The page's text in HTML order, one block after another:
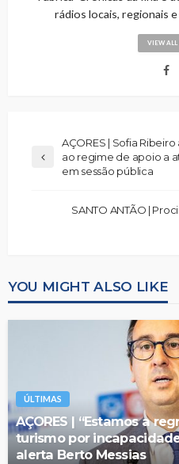
rádios locais, regionais
VIEW ALL
AÇORES | Sofia
ao regime de apoio a
em sessão pública
SANTO ANTÃO |
YOU MIGHT ALSO LIKE
ÚLTIMAS
AÇORES | “Estamos a
turismo por
alerta Berto Messias